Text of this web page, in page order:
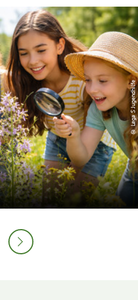
© Lega S Jugendhilfe